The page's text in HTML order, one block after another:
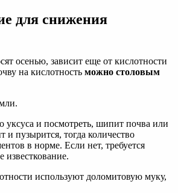
для снижения
осенью, зависит еще от кислотности
на кислотность можно столовым
уксуса и посмотреть, шипит почва или
и пузырится, тогда количество
в норме. Если нет, требуется
известкование.
используют доломитовую муку,